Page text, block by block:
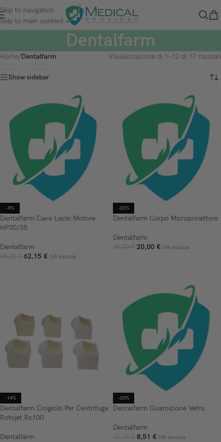
Skip to navigation
Skip to main content
Dentalfarm
Home/Dentalfarm Visualizzazione di 1-12 di 17 risultati
Show sidebar
-9%
Dentalfarm Cavo Liscio Motore
HP30/35
Dentalfarm
68,25€ 62,15 € IVA esclusa
-20%
Dentalfarm Corpo Microproiettore
Dentalfarm
25,00€ 20,00 € IVA esclusa
-14%
Dentalfarm Crogiolo Per Centrifuga
Rotojet Rc100
Dentalfarm
-30%
Dentalfarm Guarnizione Vetro
Dentalfarm
12,13€ 8,51 € IVA esclusa